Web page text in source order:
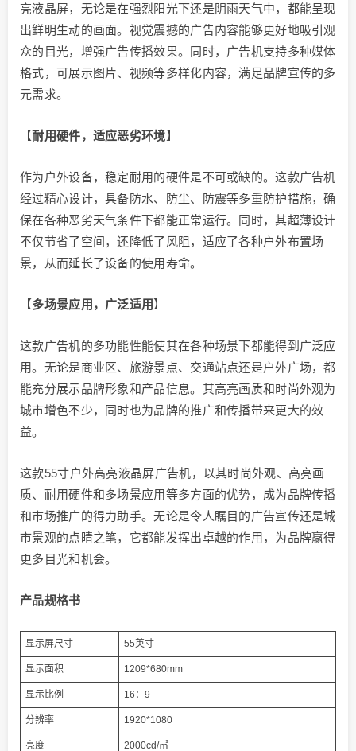
亮液晶屏，无论是在强烈阳光下还是阴雨天气中，都能呈现
出鲜明生动的画面。视觉震撼的广告内容能够更好地吸引观
众的目光，增强广告传播效果。同时，广告机支持多种媒体
格式，可展示图片、视频等多样化内容，满足品牌宣传的多
元需求。
【耐用硬件，适应恶劣环境】
作为户外设备，稳定耐用的硬件是不可或缺的。这款广告机
经过精心设计，具备防水、防尘、防震等多重防护措施，确
保在各种恶劣天气条件下都能正常运行。同时，其超薄设计
不仅节省了空间，还降低了风阻，适应了各种户外布置场
景，从而延长了设备的使用寿命。
【多场景应用，广泛适用】
这款广告机的多功能性能使其在各种场景下都能得到广泛应
用。无论是商业区、旅游景点、交通站点还是户外广场，都
能充分展示品牌形象和产品信息。其高亮画质和时尚外观为
城市增色不少，同时也为品牌的推广和传播带来更大的效
益。
这款55寸户外高亮液晶屏广告机，以其时尚外观、高亮画
质、耐用硬件和多场景应用等多方面的优势，成为品牌传播
和市场推广的得力助手。无论是令人瞩目的广告宣传还是城
市景观的点睛之笔，它都能发挥出卓越的作用，为品牌赢得
更多目光和机会。
产品规格书
显示屏尺寸 55英寸
显示面积 1209*680mm
显示比例 16：9
分辨率 1920*1080
亮度 2000cd/㎡